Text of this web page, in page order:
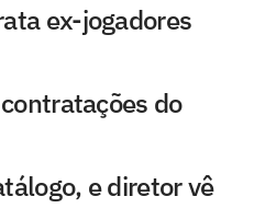
ex-jogadores
do
e diretor vê